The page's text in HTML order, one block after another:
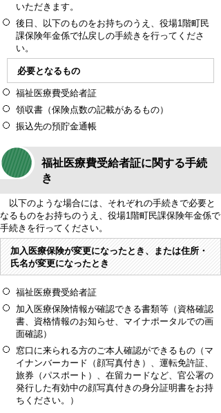
いただきます。
後日、以下のものをお持ちのうえ、役場1階町民
課保険年金係で払戻しの手続きを行ってくださ
い。
必要となるもの
福祉医療費受給者証
領収書（保険点数の記載があるもの）
振込先の預貯金通帳
福祉医療費受給者証に関する手続
き
以下のような場合には、それぞれの手続きで必要と
なるものをお持ちのうえ、役場1階町民課保険年金係で
手続きを行ってください。
加入医療保険が変更になったとき、または住所・
氏名が変更になったとき
福祉医療費受給者証
加入医療保険情報が確認できる書類等（資格確認
書、資格情報のお知らせ、マイナポータルでの画
面確認）
窓口に来られる方のご本人確認ができるもの（マ
イナンバーカード（顔写真付き）、運転免許証、
旅券（パスポート）、在留カードなど、官公署の
発行した有効中の顔写真付きの身分証明書をお持
ちください。）